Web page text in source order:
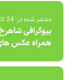
منتشر شده در:24 اکتبر 2022
بیوگرافی
همراه عکس